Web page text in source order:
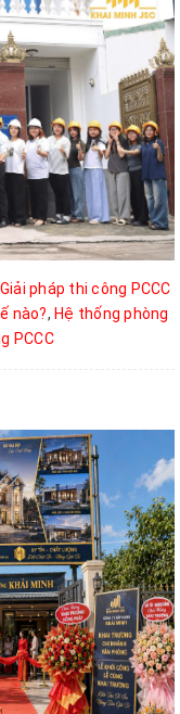
Giải pháp thi công PCCC
nào?, Hệ thống phòng
PCCC